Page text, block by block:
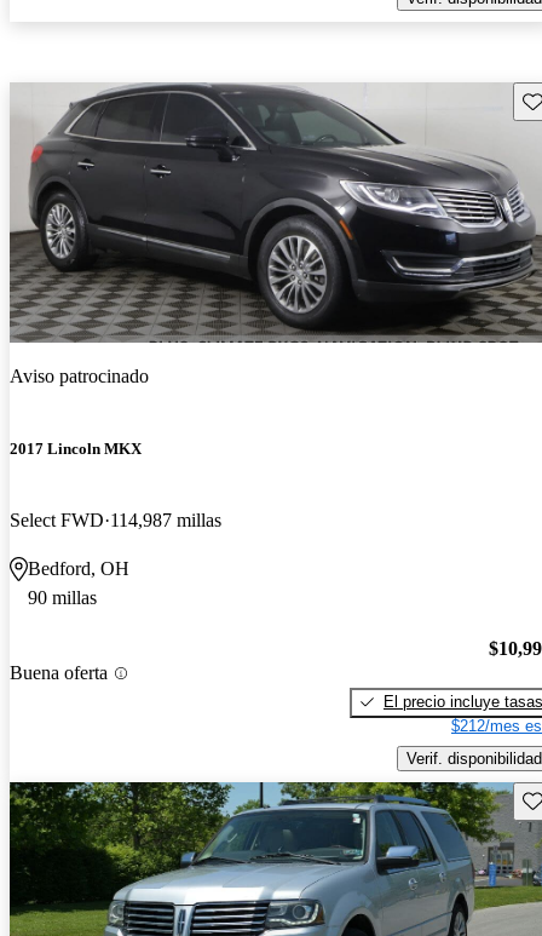
Aviso patrocinado
2017 Lincoln MKX
Select FWD 114,987 millas
Bedford, OH
90 millas
Buena oferta
El precio incluye tasas
$212/mes
Verif. disponibilidad